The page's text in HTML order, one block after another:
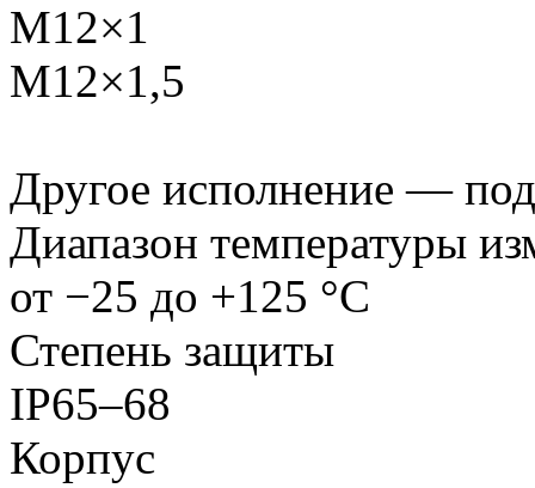
М12×1
М12×1,5
Другое исполнение — под
Диапазон температуры
от −25 до +125 °C
Степень защиты
IP65–68
Корпус